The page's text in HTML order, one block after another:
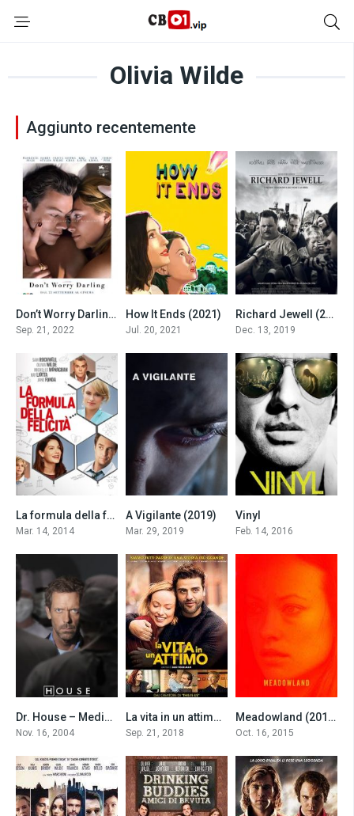
Olivia Wilde
Aggiunto recentemente
6.3Don’t Worry Darling (2022)
Sep. 21, 2022
5.1
How It Ends (2021)
Jul. 20, 2021
7.7Richard Jewell (2019)
Dec. 13, 2019
6.3La formula della felicità (2014)
Mar. 14, 2014
5.5
A Vigilante (2019)
Mar. 29, 2019
Vinyl
Feb. 14, 2016
8.6
Dr. House – Medical Division
Nov. 16, 2004
6.5
La vita in un attimo (2018)
Sep. 21, 2018
5.8Meadowland (2015)
Oct. 16, 2015